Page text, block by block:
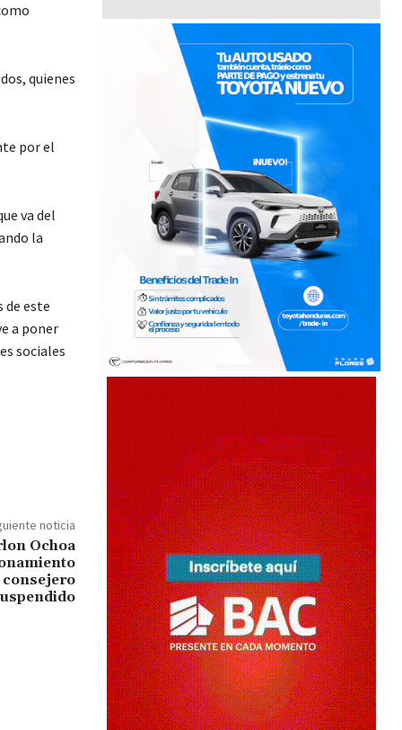
quienes
por el
va del
la
de este
a poner
sociales
noticia
Ochoa
consejero